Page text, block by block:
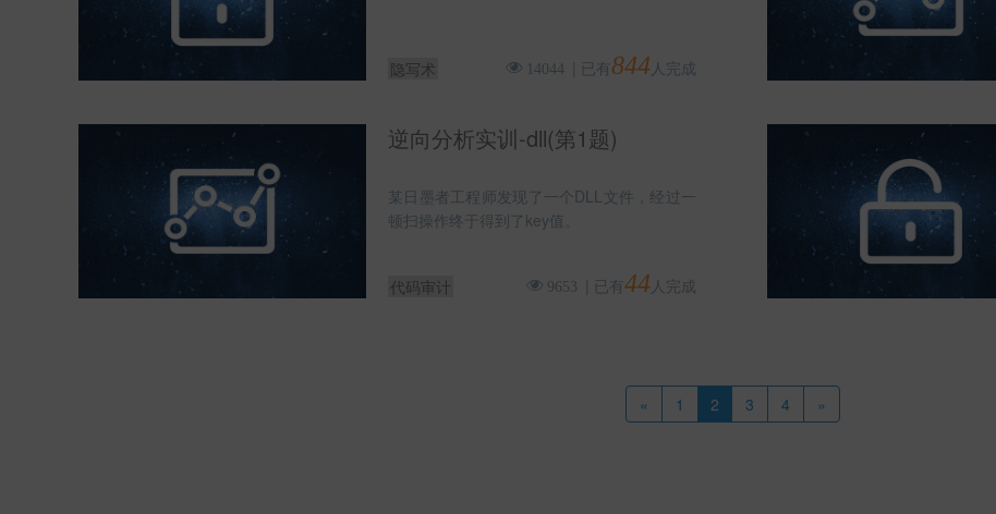
隐写术 14044 已有844 人完成
逆向分析实训-dll(第1题)
某日墨者工程师发现了一个DLL文件，经过一
顿扫操作终于得到了key值。
代码审计 9653 已有44 人完成
« 1 2 3 4 »